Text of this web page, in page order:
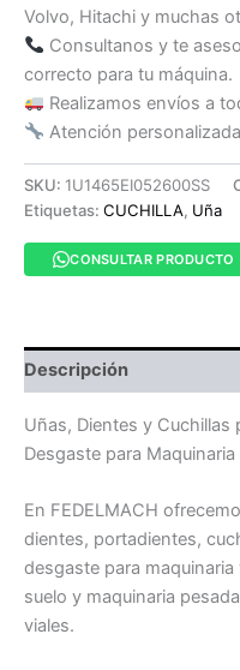
Volvo, Hitachi y muchas
Consultanos y te
correcto para tu máquina.
Realizamos envíos a
Atención
SKU: 1U1465EI052600SS
Etiquetas: CUCHILLA, Uña
CONSULTAR PRODUCTO
Descripción
Uñas, Dientes y Cuchillas
Desgaste para
En FEDELMACH
dientes, portadientes,
desgaste para
suelo y maquinaria
viales.